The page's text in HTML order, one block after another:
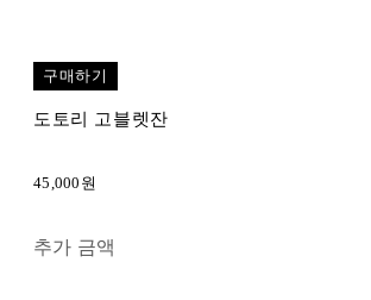
구매하기
도토리 고블렛잔
45,000원
추가 금액